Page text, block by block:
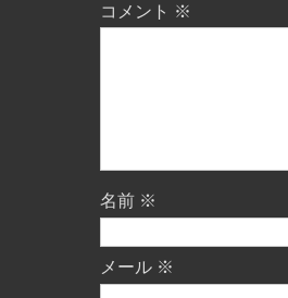
コメント ※
名前 ※
メール ※